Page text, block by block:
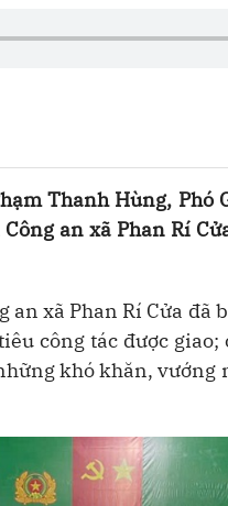
Thanh Hùng, Phó
an xã Phan Rí
an xã Phan Rí Cửa
công tác được
khó khăn,